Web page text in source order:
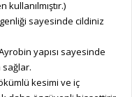
sayesinde cildiniz
yapısı sayesinde
kesimi ve iç